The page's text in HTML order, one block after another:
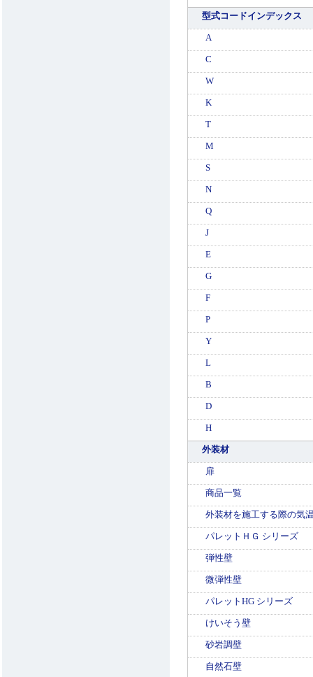
型式コードインデックス
A
C
W
K
T
M
S
N
Q
J
E
G
F
P
Y
L
B
D
H
外装材
扉
商品一覧
外装材を施工する際の気
パレットＨＧ シリーズ
弾性壁
微弾性壁
パレットHG シリーズ
けいそう壁
砂岩調壁
自然石壁